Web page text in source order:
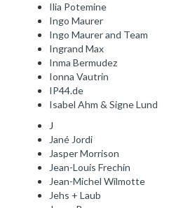
Ilia Potemine
Ingo Maurer
Ingo Maurer and Team
Ingrand Max
Inma Bermudez
Ionna Vautrin
IP44.de
Isabel Ahm & Signe Lund
J
Jané Jordi
Jasper Morrison
Jean-Louis Frechin
Jean-Michel Wilmotte
Jehs + Laub